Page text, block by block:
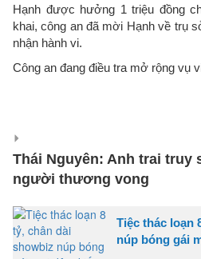
Hạnh được hưởng 1 triệu đồng
khai, công an đã mời Hạnh về trụ
nhận hành vi.
Công an đang điều tra mở rộng vụ
Thái Nguyên: Anh trai truy
người thương vong
Tiệc thác loạn
núp bóng gái